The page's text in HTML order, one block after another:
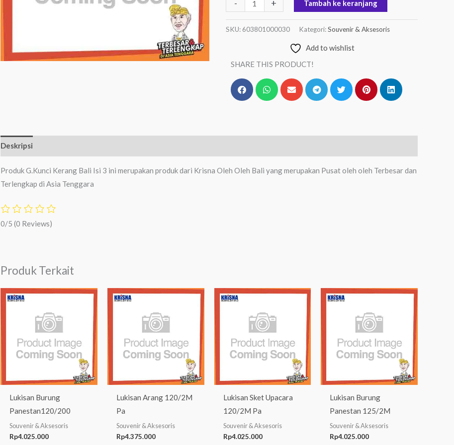
- + Tambah ke keranjang
SKU: 603801000030 Kategori:Souvenir & Aksesoris
Add to wishlist
SHARE THIS PRODUCT!
Deskripsi
Produk G.Kunci Kerang Bali Isi 3 ini merupakan produk dari Krisna Oleh Oleh Bali yang merupakan Pusat oleh oleh Terbesar dan
Terlengkap di Asia Tenggara
0/5 (0 Reviews)
Produk Terkait
Lukisan Burung
Panestan120/200
Souvenir & Aksesoris
Rp4.025.000
Lukisan Arang 120/2M
Pa
Souvenir & Aksesoris
Rp4.375.000
Lukisan Sket Upacara
120/2M Pa
Souvenir & Aksesoris
Rp4.025.000
Lukisan Burung
Panestan 125/2M
Souvenir & Aksesoris
Rp4.025.000